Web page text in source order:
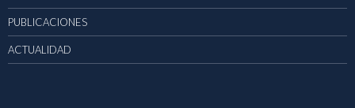
PUBLICACIONES
ACTUALIDAD